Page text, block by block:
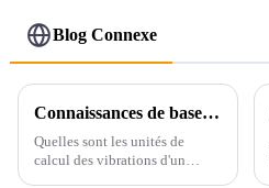
Blog Connexe
Connaissances de base sur les vibrations des moteurs et les causes des vibrations importantes des moteurs
Quelles sont les unités de
calcul des vibrations d'un